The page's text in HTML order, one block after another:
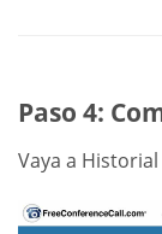
Paso 4:
Vaya a